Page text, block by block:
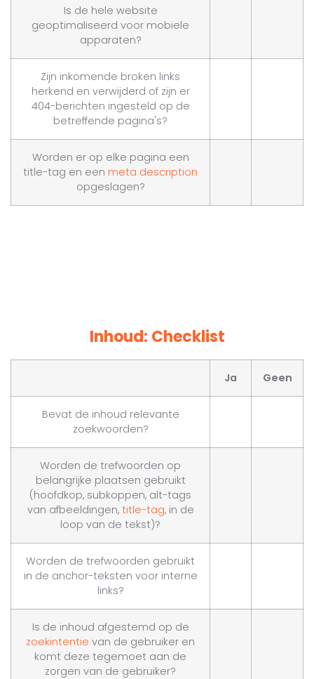
Is de hele website
geoptimaliseerd voor mobiele
apparaten?
Zijn inkomende broken links
herkend en verwijderd of zijn er
404-berichten ingesteld op de
betreffende pagina's?
Worden er op elke pagina een
title-tag en een meta description
opgeslagen?
Inhoud: Checklist
Ja Geen
Bevat de inhoud relevante
zoekwoorden?
Worden de trefwoorden op
belangrijke plaatsen gebruikt
(hoofdkop, subkoppen, alt-tags
van afbeeldingen, title-tag, in de
loop van de tekst)?
Worden de trefwoorden gebruikt
in de anchor-teksten voor interne
links?
Is de inhoud afgestemd op de
zoekintentie van de gebruiker en
komt deze tegemoet aan de
zorgen van de gebruiker?